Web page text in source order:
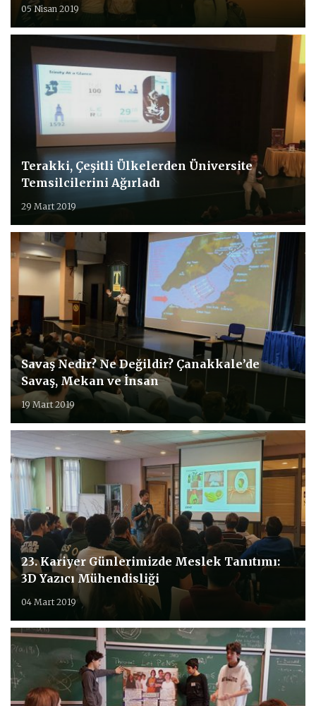
05 Nisan 2019
Terakki, Çeşitli Ülkelerden Üniversite
Temsilcilerini Ağırladı
29 Mart 2019
Savaş Nedir? Ne Değildir? Çanakkale’de
Savaş, Mekan ve İnsan
19 Mart 2019
23. Kariyer Günlerimizde Meslek Tanıtımı:
3D Yazıcı Mühendisliği
04 Mart 2019